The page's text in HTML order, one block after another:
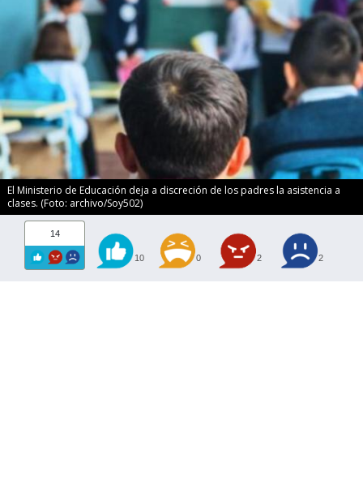
El Ministerio de Educación deja a discreción de los padres la asistencia a
clases. (Foto: archivo/Soy502)
14
10 0 2 2